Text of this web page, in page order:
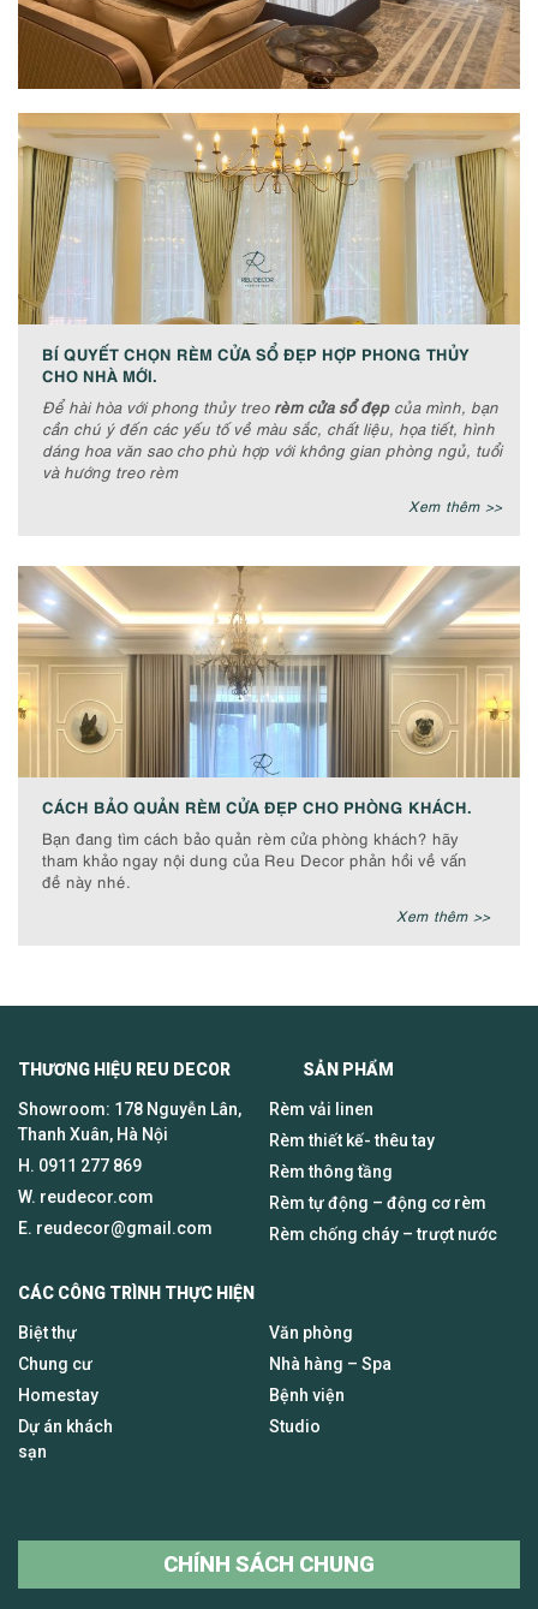
BÍ QUYẾT CHỌN RÈM CỬA SỔ ĐẸP HỢP PHONG THỦY
CHO NHÀ MỚI.
Để hài hòa với phong thủy treo rèm cửa sổ đẹpcủa mình, bạn
cần chú ý đến các yếu tố về màu sắc, chất liệu, họa tiết, hình
dáng hoa văn sao cho phù hợp với không gian phòng ngủ, tuổi
và hướng treo rèm
Xem thêm >>
CÁCH BẢO QUẢN RÈM CỬA ĐẸP CHO PHÒNG KHÁCH.
Bạn đang tìm cách bảo quản rèm cửa phòng khách? hãy
tham khảo ngay nội dung của Reu Decor phản hồi về vấn
đề này nhé.
Xem thêm >>
THƯƠNG HIỆU REU DECOR SẢN PHẨM
Showroom: 178 Nguyễn Lân,
Thanh Xuân, Hà Nội
H. 0911 277 869
W. reudecor.com
E. reudecor@gmail.com
Rèm vải linen
Rèm thiết kế- thêu tay
Rèm thông tầng
Rèm tự động – động cơ rèm
Rèm chống cháy – trượt nước
CÁC CÔNG TRÌNH THỰC HIỆN
Biệt thự
Chung cư
Homestay
Dự án khách
sạn
Văn phòng
Nhà hàng – Spa
Bệnh viện
Studio
CHÍNH SÁCH CHUNG